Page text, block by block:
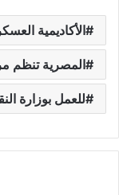
e
b
o
o
k
er
s
ar
e
الأكاديمية
المصرية تنظم
للعمل بوزارة